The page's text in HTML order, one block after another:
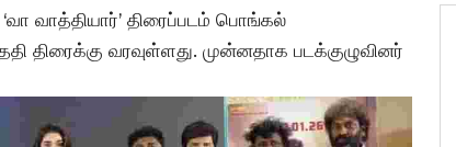
‘வா வாத்தியார்’ திரைப்படம் பொங்கல்
திரைக்கு வரவுள்ளது. முன்னதாக படக்குழுவினர்